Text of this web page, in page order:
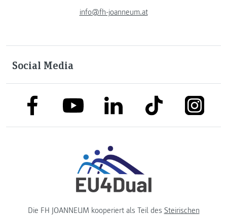
info@fh-joanneum.at
Social Media
link to facebooklink to youtubelink to linkedinlink to tiktok link to
Die FH JOANNEUM kooperiert als Teil des Steirischen